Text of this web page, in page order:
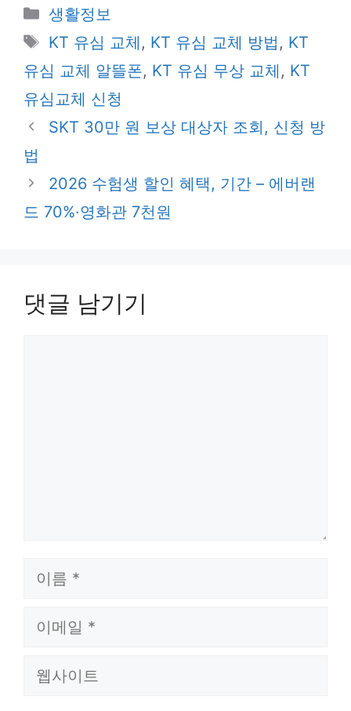
카
테
리
생활정보
태
그
KT 유심 교체 , KT 유심 교체 방법 , KT
유심 교체 알뜰폰, KT 유심 무상 교체 , KT
유심교체 신청
SKT 30만 원 보상 대상자 조회, 신청 방
법
2026 수험생 할인 혜택, 기간 – 에버랜
드 70%·영화관 7천원
댓글 남기기
이
이
일
웹